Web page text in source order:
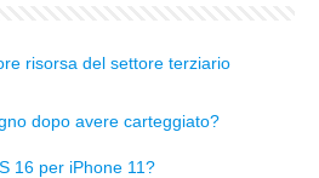
risorsa del settore terziario
dopo avere carteggiato?
16 per iPhone 11?